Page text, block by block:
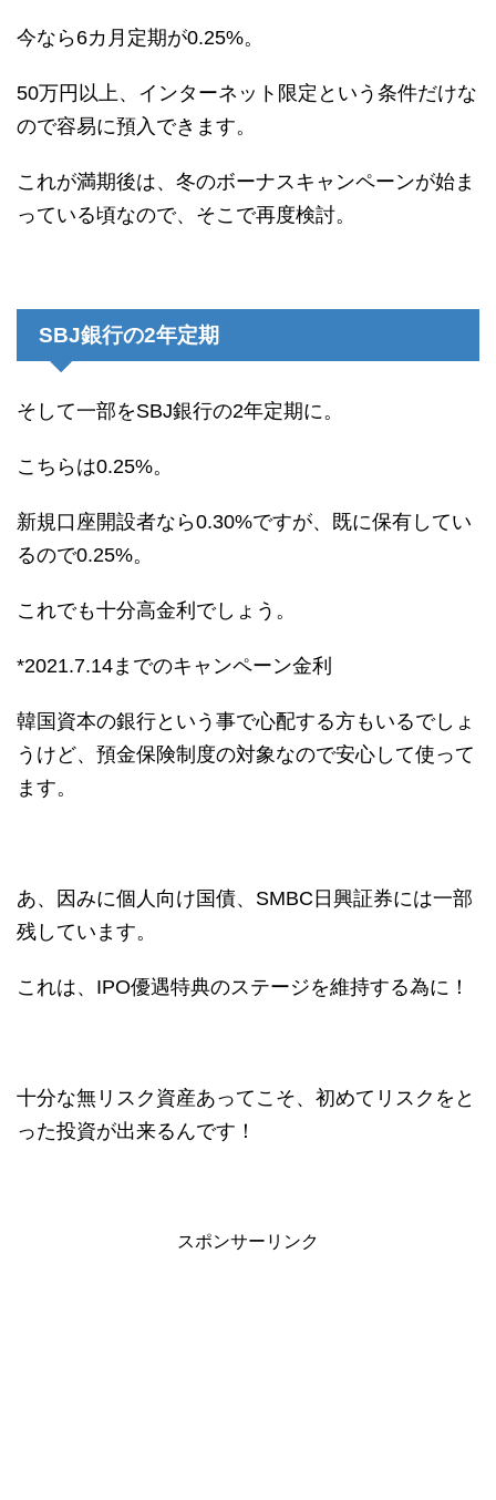
今なら6カ月定期が0.25%。
50万円以上、インターネット限定という条件だけな
ので容易に預入できます。
これが満期後は、冬のボーナスキャンペーンが始ま
っている頃なので、そこで再度検討。
SBJ銀行の2年定期
そして一部をSBJ銀行の2年定期に。
こちらは0.25%。
新規口座開設者なら0.30%ですが、既に保有してい
るので0.25%。
これでも十分高金利でしょう。
*2021.7.14までのキャンペーン金利
韓国資本の銀行という事で心配する方もいるでしょ
うけど、預金保険制度の対象なので安心して使って
ます。
あ、因みに個人向け国債、SMBC日興証券には一部
残しています。
これは、IPO優遇特典のステージを維持する為に！
十分な無リスク資産あってこそ、初めてリスクをと
った投資が出来るんです！
スポンサーリンク